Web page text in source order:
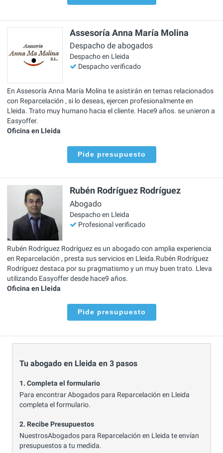
Assesoría Anna María Molina
Despacho de abogados
Despacho en Lleida
Despacho verificado
En Assesoría Anna María Molina te asistirán en temas relacionados
con Reparcelación , si lo deseas, ejercen profesionalmente en
Lleida. Trato muy humano hacia el cliente. Hace9 años. se unieron a
Easyoffer.
Oficina en Lleida
Pide presupuesto
Rubén Rodríguez Rodríguez
Abogado
Despacho en Lleida
Profesional verificado
Rubén Rodríguez Rodríguez es un abogado con amplia experiencia
en Reparcelación , presta sus servicios en Lleida.Rubén Rodríguez
Rodríguez destaca por su pragmatismo y un muy buen trato. Lleva
utilizando Easyoffer desde hace9 años.
Oficina en Lleida
Pide presupuesto
Tu abogado en Lleida en 3 pasos
1. Completa el formulario
Para encontrar Abogados para Reparcelación en Lleida
completa el formulario.
2. Recibe Presupuestos
NuestrosAbogados para Reparcelación en Lleida te envían
presupuestos a tu medida.